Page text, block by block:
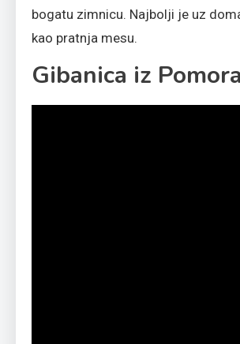
bogatu zimnicu. Najbolji je uz
kao pratnja mesu.
Gibanica iz